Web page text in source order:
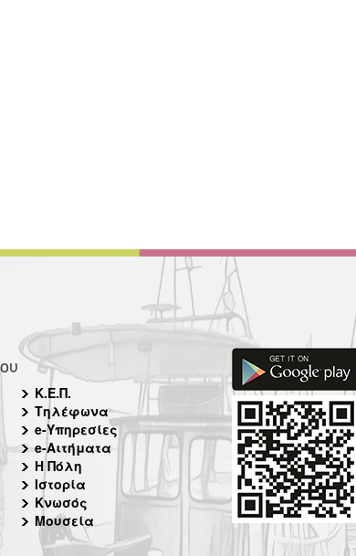
Κ.Ε.Π.
Τηλέφωνα
e-Υπηρεσίες
e-Αιτήματα
Η Πόλη
Ιστορία
Κνωσός
Μουσεία